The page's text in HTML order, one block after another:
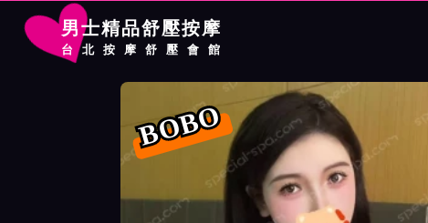
男士精品舒壓按摩
台北按摩舒壓會館
大都會館按摩師BOBO詳細介紹
大都會館按摩師BOBO照片展
BOBO